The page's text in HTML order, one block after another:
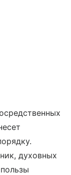
духовных